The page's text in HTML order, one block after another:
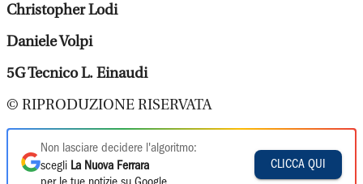
Christopher Lodi
Daniele Volpi
5G Tecnico L. Einaudi
© RIPRODUZIONE RISERVATA
Non lasciare decidere l'algoritmo:
scegli La Nuova Ferrara
CLICCA QUI